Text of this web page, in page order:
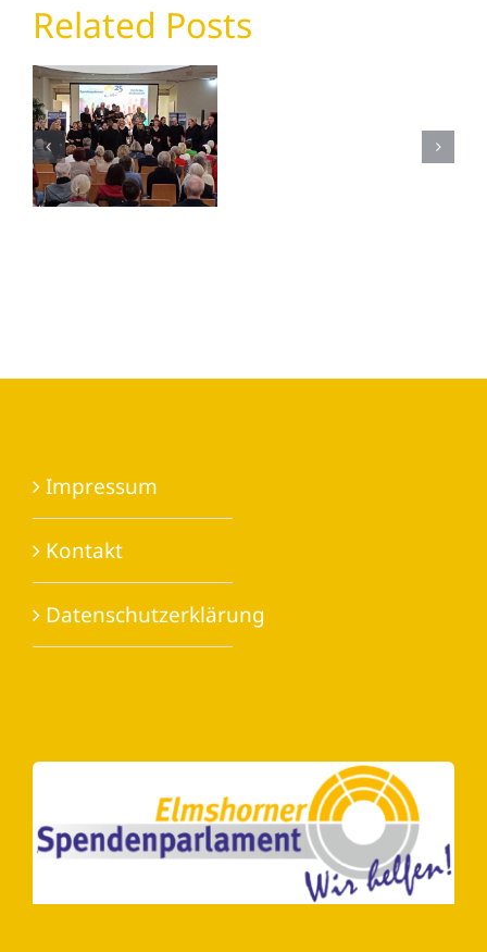
Related Posts
Was für ein
tolles
Geschenk
zum 25.
Geburtstag!
Hamburg
Impressum
Kontakt
Datenschutzerklärung